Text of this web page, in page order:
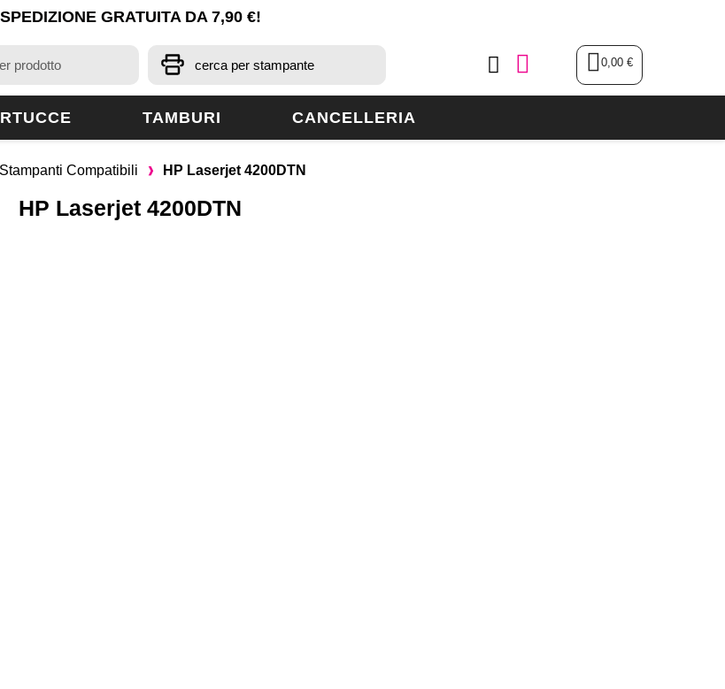
SPEDIZIONE GRATUITA DA 7,90 €!
0,00 €
TAMBURI CANCELLERIA
Stampanti Compatibili HP Laserjet 4200DTN
HP Laserjet 4200DTN